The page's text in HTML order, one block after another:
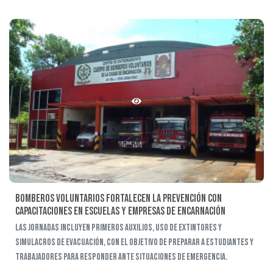
Bomberos Voluntarios fortalecen la prevención con
capacitaciones en escuelas y empresas de Encarnación
Las jornadas incluyen primeros auxilios, uso de extintores y
simulacros de evacuación, con el objetivo de preparar a estudiantes y
trabajadores para responder ante situaciones de emergencia.